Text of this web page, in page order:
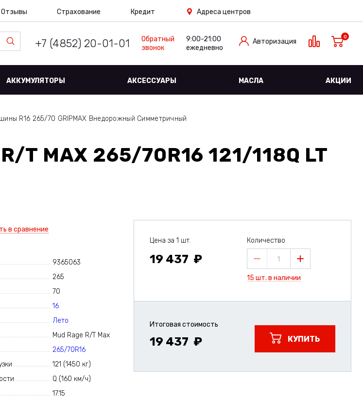
Отзывы Страхование Кредит Адреса центров
+7 (4852) 20-01-01
Обратный
звонок
9:00-21:00
ежедневно
Авторизация
0
АККУМУЛЯТОРЫ АКСЕССУАРЫ МАСЛА АКЦИИ
R16 265/70 GRIPMAX Внедорожный Симметричный
R/T MAX 265/70R16 121/118Q LT
в сравнение
9365063
265
70
16
Лето
Mud Rage R/T Max
265/70R16
121 (1450 кг)
Q (160 км/ч)
17.15
Цена за 1 шт.
19 437
Количество
1
15 шт. в наличии
Итоговая стоимость
19 437 КУПИТЬ